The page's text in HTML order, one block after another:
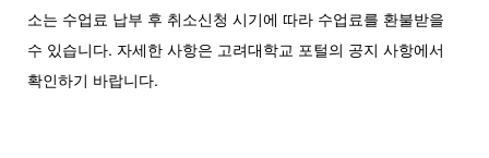
소는 수업료 납부 후 취소신청 시기에 따라 수업료를 환불받을
수 있습니다. 자세한 사항은 고려대학교 포털의 공지 사항에서
확인하기 바랍니다.